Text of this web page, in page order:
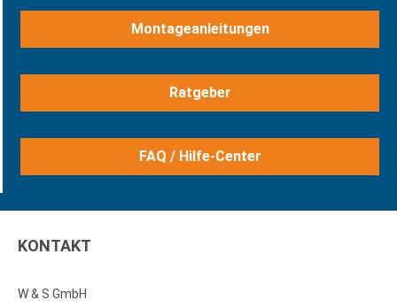
Montageanleitungen
Ratgeber
FAQ / Hilfe-Center
KONTAKT
W & S GmbH